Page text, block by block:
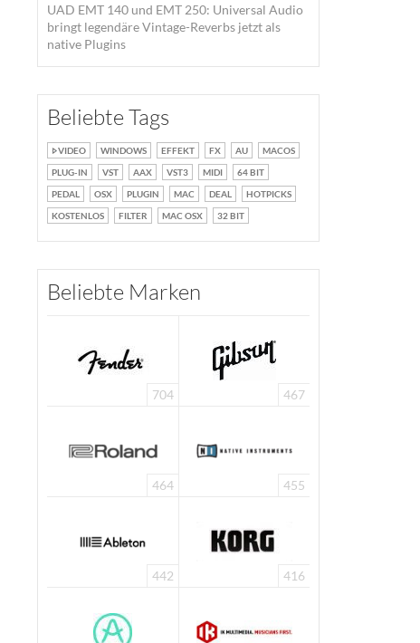
UAD EMT 140 und EMT 250: Universal Audio
bringt legendäre Vintage-Reverbs jetzt als
native Plugins
Beliebte Tags
VIDEO WINDOWS EFFEKT FX AU
MACOS
PLUG-IN
VST AAX VST3 MIDI
64 BIT
PEDAL
OSX PLUGIN MAC DEAL
HOTPICKS
KOSTENLOS
FILTER MAC OSX 32 BIT
Beliebte Marken
704 467
464 455
442 416